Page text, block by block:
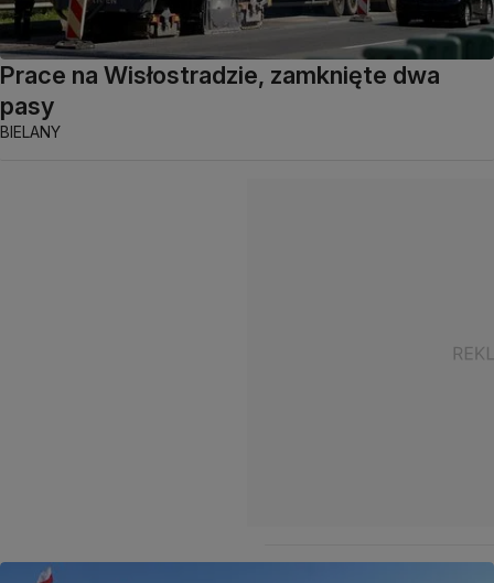
Prace na Wisłostradzie, zamknięte dwa
pasy
BIELANY